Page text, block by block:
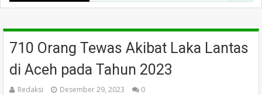
710 Orang Tewas Akibat Laka Lantas
di Aceh pada Tahun 2023
Redaksi Desember 29, 2023 0